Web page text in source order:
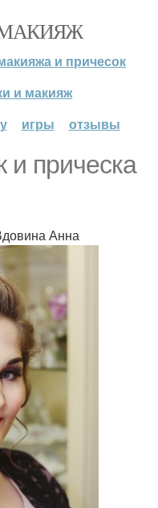
и причесок
и макияж
игры отзывы
и прическа
Анна